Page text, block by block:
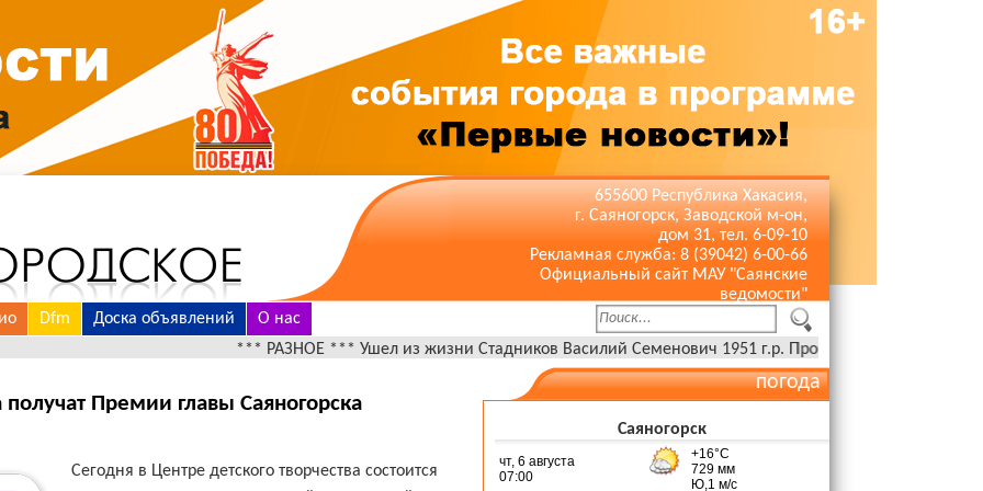
655600 Республика Хакасия,
г. Саяногорск, Заводской м-он,
дом 31, тел. 6-09-10
Рекламная служба: 8 (39042) 6-00-66
Официальный сайт МАУ "Саянские
ведомости"
Dfm Доска объявлений
О нас
*** РАЗНОЕ *** Ушел из жизни Стадников Василий Семенович 1951 г.р. Прощание 06 августа с 10:00 до
Премии главы Саяногорска
Сегодня в Центре детского творчества состоится
погода
Саяногорск